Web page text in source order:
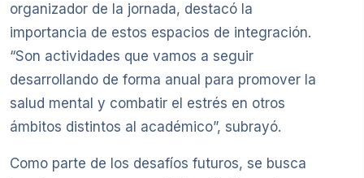
organizador de la jornada, destacó la
importancia de estos espacios de integración.
“Son actividades que vamos a seguir
desarrollando de forma anual para promover la
salud mental y combatir el estrés en otros
ámbitos distintos al académico”, subrayó.
Como parte de los desafíos futuros, se busca